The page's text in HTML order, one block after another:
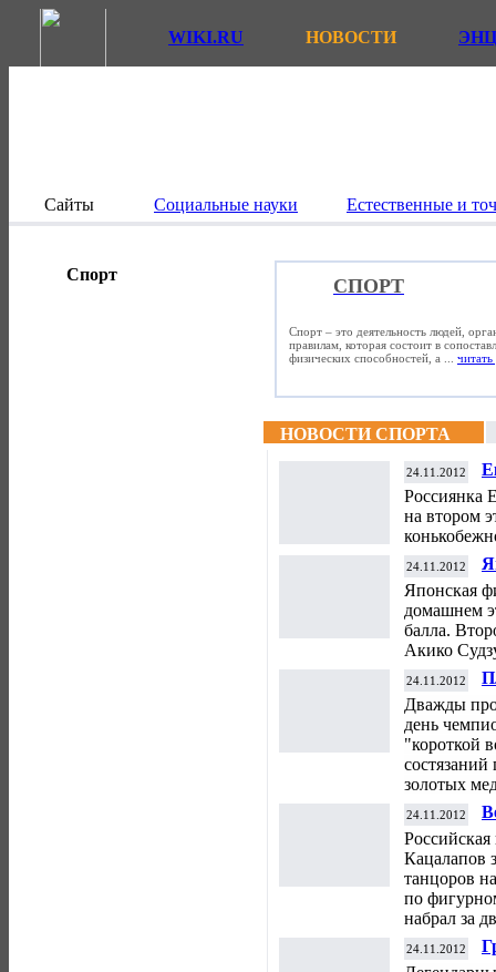
WIKI.RU НОВОСТИ
Сайты Социальные науки Естественные и
Спорт
СПОРТ
Спорт – это деятельность людей,
правилам, которая состоит в
физических способностей, а ... читать
НОВОСТИ СПОРТА
24.11.2012
Россиянка
на втором
24.11.2012
Японская
домашнем
балла.
Акико
24.11.2012
Дважды
день
"короткой
золотых
24.11.2012
Кацалапов
танцоров
по
набрал за
24.11.2012